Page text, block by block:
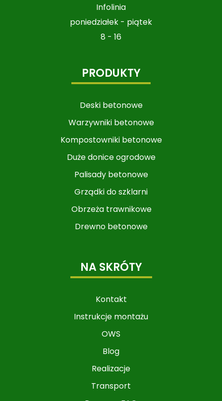
Infolinia
poniedziałek - piątek
8 - 16
PRODUKTY
Deski betonowe
Warzywniki betonowe​​​​​​
Kompostowniki betonowe
Duże donice ogrodowe
Palisady betonowe
Grządki do szklarni
Obrzeża trawnikowe
Drewno betonowe
NA SKRÓTY
Kontakt
Instrukcje montażu
OWS
Blog
Realizacje
Transport